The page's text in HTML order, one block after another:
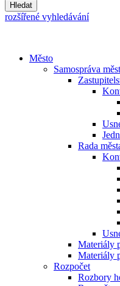
Hledat
rozšířené vyhledávání
Město
Samospráva
Rada
Materiály
Materiály
Rozpočet
Rozbory